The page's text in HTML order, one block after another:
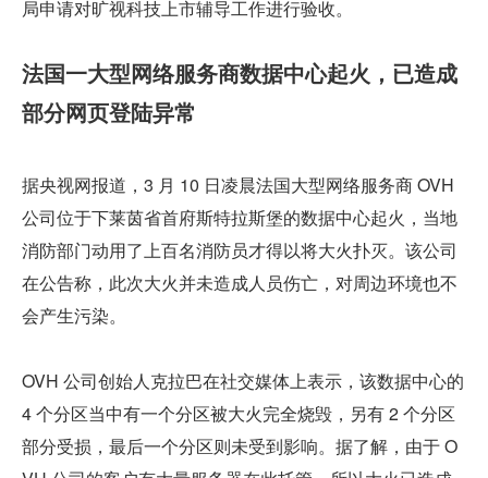
局申请对旷视科技上市辅导工作进行验收。
法国一大型网络服务商数据中心起火，已造成
部分网页登陆异常
据央视网报道，3 月 10 日凌晨法国大型网络服务商 OVH
公司位于下莱茵省首府斯特拉斯堡的数据中心起火，当地
消防部门动用了上百名消防员才得以将大火扑灭。该公司
在公告称，此次大火并未造成人员伤亡，对周边环境也不
会产生污染。
OVH 公司创始人克拉巴在社交媒体上表示，该数据中心的
4 个分区当中有一个分区被大火完全烧毁，另有 2 个分区
部分受损，最后一个分区则未受到影响。据了解，由于 O